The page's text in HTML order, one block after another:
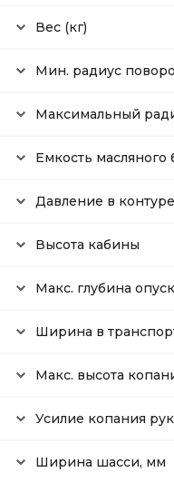
Вес (кг)
Мин. радиус
Максимальный
Емкость масляного
Давление в
Высота кабины
Макс. глубина
Ширина в
Макс. высота
Усилие копания
Ширина шасси, мм